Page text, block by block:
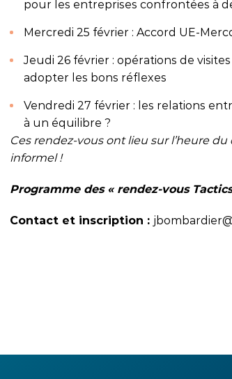
pour les entreprises confrontées à
Mercredi 25 février : Accord UE-
Jeudi 26 février : opérations de
adopter les bons réflexes
Vendredi 27 février : les relations
à un équilibre ?
Ces rendez-vous ont lieu sur l’heure
informel !
Programme des « rendez-vous
Contact et inscription :